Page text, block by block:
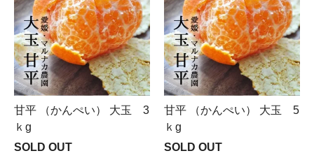
甘平 （かんぺい） 大玉 3
ｋg
SOLD OUT
甘平 （かんぺい） 大玉 5
ｋg
SOLD OUT